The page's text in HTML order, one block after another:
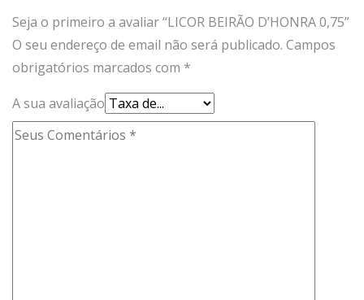
Seja o primeiro a avaliar “LICOR BEIRÃO D’HONRA 0,75”
O seu endereço de email não será publicado. Campos
obrigatórios marcados com *
A sua avaliação